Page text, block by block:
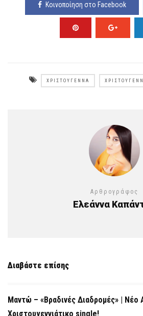
Κοινοποίηση στο Facebook
ΧΡΙΣΤΟΎΓΕΝΝΑ
Αρθρογράφος
Ελεάννα
Διαβάστε επίσης
Μαντώ – «Βραδινές Διαδρομές» | Νέο
Χριστουγεννιάτικο single!